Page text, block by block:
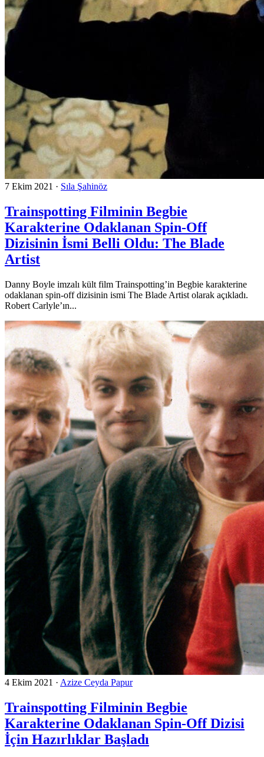
7 Ekim 2021 · Sıla Şahinöz
Trainspotting Filminin Begbie
Karakterine Odaklanan Spin-Off
Dizisinin İsmi Belli Oldu: The Blade
Artist
Danny Boyle imzalı kült film Trainspotting’in Begbie karakterine
odaklanan spin-off dizisinin ismi The Blade Artist olarak açıkladı.
Robert Carlyle’ın...
4 Ekim 2021 · Azize Ceyda Papur
Trainspotting Filminin Begbie
Karakterine Odaklanan Spin-Off Dizisi
İçin Hazırlıklar Başladı